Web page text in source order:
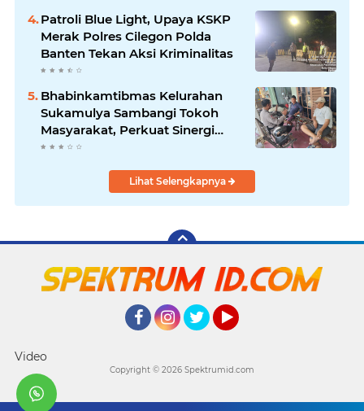
Patroli Blue Light, Upaya KSKP
Merak Polres Cilegon Polda
Banten Tekan Aksi Kriminalitas
Bhabinkamtibmas Kelurahan
Sukamulya Sambangi Tokoh
Masyarakat, Perkuat Sinergi
Jaga Kamtibmas
Lihat Selengkapnya
Video
Copyright © 2026 Spektrumid.com